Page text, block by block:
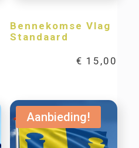
Bennekomse Vlag
Standaard
€ 15,00
Aanbieding!